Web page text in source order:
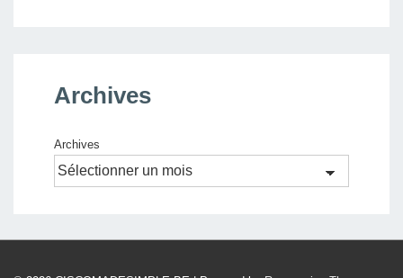
Archives
Archives